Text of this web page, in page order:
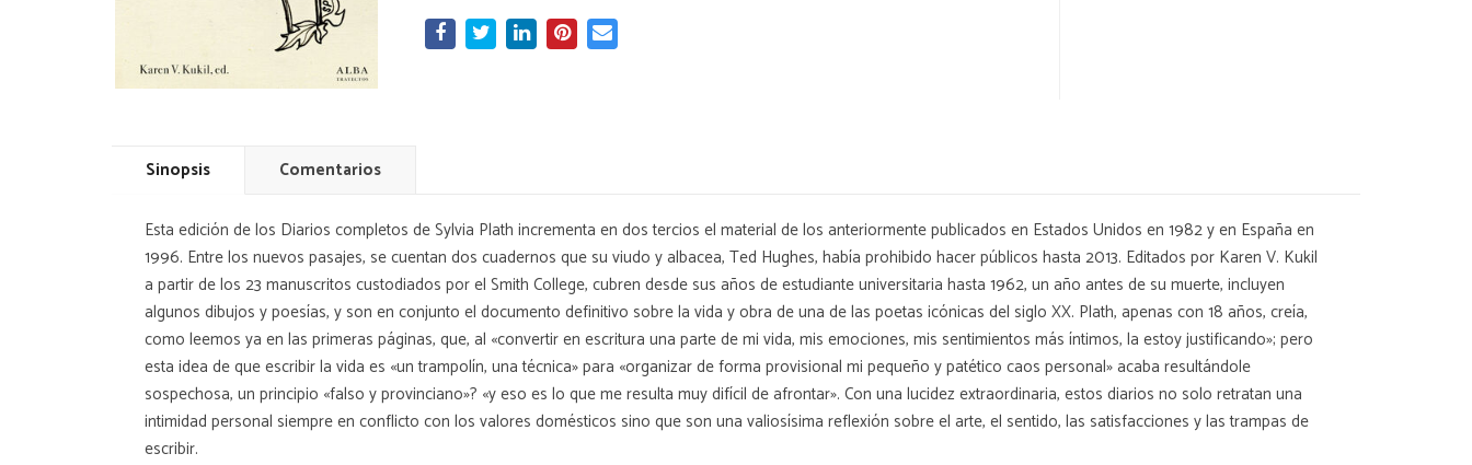
Sinopsis Comentarios
Esta edición de los Diarios completos de Sylvia Plath incrementa en dos tercios el material de los anteriormente publicados en Estados Unidos en 1982 y en España en
1996. Entre los nuevos pasajes, se cuentan dos cuadernos que su viudo y albacea, Ted Hughes, había prohibido hacer públicos hasta 2013. Editados por Karen V. Kukil
a partir de los 23 manuscritos custodiados por el Smith College, cubren desde sus años de estudiante universitaria hasta 1962, un año antes de su muerte, incluyen
algunos dibujos y poesías, y son en conjunto el documento definitivo sobre la vida y obra de una de las poetas icónicas del siglo XX. Plath, apenas con 18 años, creía,
como leemos ya en las primeras páginas, que, al «convertir en escritura una parte de mi vida, mis emociones, mis sentimientos más íntimos, la estoy justificando»; pero
esta idea de que escribir la vida es «un trampolín, una técnica» para «organizar de forma provisional mi pequeño y patético caos personal» acaba resultándole
sospechosa, un principio «falso y provinciano»? «y eso es lo que me resulta muy difícil de afrontar». Con una lucidez extraordinaria, estos diarios no solo retratan una
intimidad personal siempre en conflicto con los valores domésticos sino que son una valiosísima reflexión sobre el arte, el sentido, las satisfacciones y las trampas de
escribir.